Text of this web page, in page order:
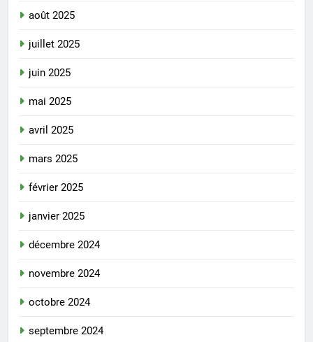
août 2025
juillet 2025
juin 2025
mai 2025
avril 2025
mars 2025
février 2025
janvier 2025
décembre 2024
novembre 2024
octobre 2024
septembre 2024